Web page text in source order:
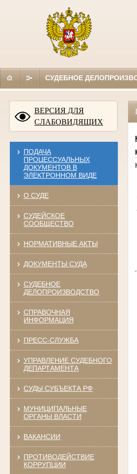
СУДЕБНОЕ
ВЕРСИЯ ДЛЯ
СЛАБОВИДЯЩИХ
ПОДАЧА
ПРОЦЕССУАЛЬНЫХ
ДОКУМЕНТОВ В
ЭЛЕКТРОННОМ ВИДЕ
О СУДЕ
СУДЕЙСКОЕ
СООБЩЕСТВО
НОРМАТИВНЫЕ АКТЫ
ДОКУМЕНТЫ СУДА
СУДЕБНОЕ
ДЕЛОПРОИЗВОДСТВО
СПРАВОЧНАЯ
ИНФОРМАЦИЯ
ПРЕСС-СЛУЖБА
УПРАВЛЕНИЕ СУДЕБНОГО
ДЕПАРТАМЕНТА
СУДЫ СУБЪЕКТА РФ
МУНИЦИПАЛЬНЫЕ
ОРГАНЫ ВЛАСТИ
ВАКАНСИИ
ПРОТИВОДЕЙСТВИЕ
КОРРУПЦИИ